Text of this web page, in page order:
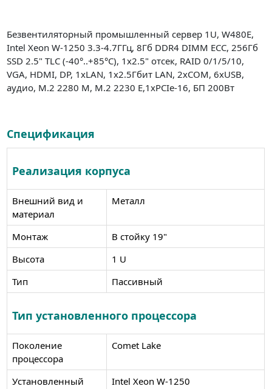
Безвентиляторный промышленный сервер 1U, W480E,
Intel Xeon W-1250 3.3-4.7ГГц, 8Гб DDR4 DIMM ECC, 256Гб
SSD 2.5" TLC (-40°..+85°C), 1x2.5" отсек, RAID 0/1/5/10,
VGA, HDMI, DP, 1xLAN, 1x2.5Гбит LAN, 2xCOM, 6xUSB,
аудио, M.2 2280 M, M.2 2230 E,1xPCIe-16, БП 200Вт
Спецификация
Реализация корпуса
Внешний вид и
материал
Металл
Монтаж
В стойку 19"
Высота
1 U
Тип
Пассивный
Тип установленного процессора
Поколение
процессора
Comet Lake
Установленный
Intel Xeon W-1250